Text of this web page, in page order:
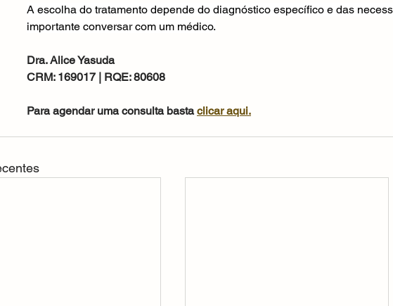
A escolha do tratamento depende do diagnóstico específico e das
importante conversar com um médico.
Dra. Alice Yasuda
CRM: 169017 | RQE: 80608
Para agendar uma consulta basta clicar aqui.